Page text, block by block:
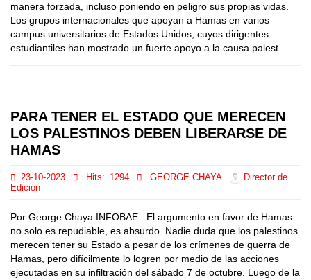
manera forzada, incluso poniendo en peligro sus propias vidas.
Los grupos internacionales que apoyan a Hamas en varios
campus universitarios de Estados Unidos, cuyos dirigentes
estudiantiles han mostrado un fuerte apoyo a la causa palest...
PARA TENER EL ESTADO QUE MERECEN
LOS PALESTINOS DEBEN LIBERARSE DE
HAMAS
23-10-2023 Hits: 1294 GEORGE CHAYA
Director de
Edición
Por George Chaya INFOBAE El argumento en favor de Hamas
no solo es repudiable, es absurdo. Nadie duda que los palestinos
merecen tener su Estado a pesar de los crímenes de guerra de
Hamas, pero difícilmente lo logren por medio de las acciones
ejecutadas en su infiltración del sábado 7 de octubre. Luego de la